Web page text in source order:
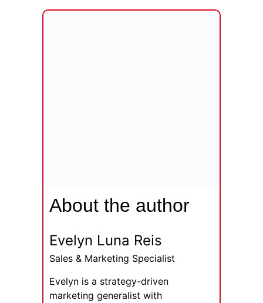
About the author
Evelyn Luna Reis
Sales & Marketing Specialist
Evelyn is a strategy-driven
marketing generalist with